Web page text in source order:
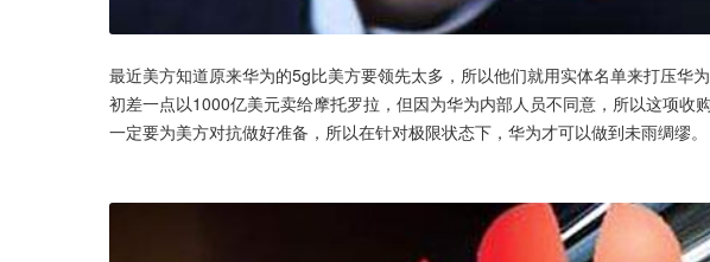
最近美方知道原来华为的5g比美方要领先太多，所以他们就用实体名单来打压华
初差一点以1000亿美元卖给摩托罗拉，但因为华为内部人员不同意，所以这项收
一定要为美方对抗做好准备，所以在针对极限状态下，华为才可以做到未雨绸缪。